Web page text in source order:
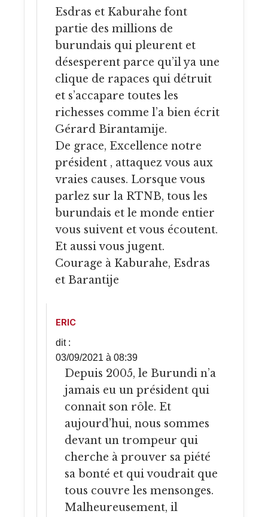
Esdras et Kaburahe font
partie des millions de
burundais qui pleurent et
désesperent parce qu’il ya une
clique de rapaces qui détruit
et s’accapare toutes les
richesses comme l’a bien écrit
Gérard Birantamije.
De grace, Excellence notre
président , attaquez vous aux
vraies causes. Lorsque vous
parlez sur la RTNB, tous les
burundais et le monde entier
vous suivent et vous écoutent.
Et aussi vous jugent.
Courage à Kaburahe, Esdras
et Barantije
ERIC
dit :
03/09/2021 à 08:39
Depuis 2005, le Burundi n’a
jamais eu un président qui
connait son rôle. Et
aujourd’hui, nous sommes
devant un trompeur qui
cherche à prouver sa piété
sa bonté et qui voudrait que
tous couvre les mensonges.
Malheureusement, il